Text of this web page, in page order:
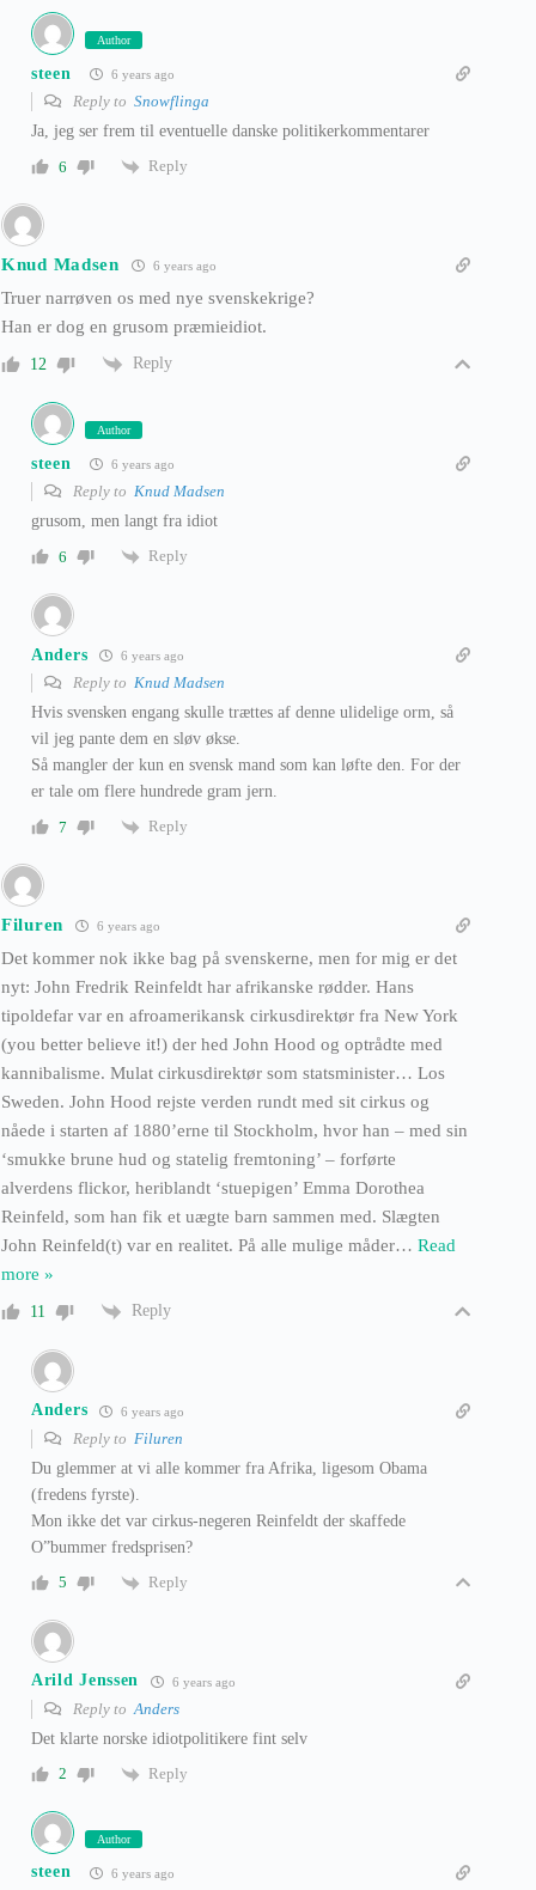
Author
steen 6 years ago
Reply to Snowflinga
Ja, jeg ser frem til eventuelle danske politikerkommentarer
6
Reply
Knud Madsen 6 years ago
Truer narrøven os med nye svenskekrige?
Han er dog en grusom præmieidiot.
12 Reply
Author
steen 6 years ago
Reply to Knud Madsen
grusom, men langt fra idiot
6
Reply
Anders 6 years ago
Reply to Knud Madsen
Hvis svensken engang skulle trættes af denne ulidelige orm, så
vil jeg pante dem en sløv økse.
Så mangler der kun en svensk mand som kan løfte den. For der
er tale om flere hundrede gram jern.
7
Reply
Filuren 6 years ago
Det kommer nok ikke bag på svenskerne, men for mig er det
nyt: John Fredrik Reinfeldt har afrikanske rødder. Hans
tipoldefar var en afroamerikansk cirkusdirektør fra New York
(you better believe it!) der hed John Hood og optrådte med
kannibalisme. Mulat cirkusdirektør som statsminister… Los
Sweden. John Hood rejste verden rundt med sit cirkus og
nåede i starten af 1880’erne til Stockholm, hvor han – med sin
‘smukke brune hud og statelig fremtoning’ – forførte
alverdens flickor, heriblandt ‘stuepigen’ Emma Dorothea
Reinfeld, som han fik et uægte barn sammen med. Slægten
John Reinfeld(t) var en realitet. På alle mulige måder… Read
more »
11 Reply
Anders 6 years ago
Reply to Filuren
Du glemmer at vi alle kommer fra Afrika, ligesom Obama
(fredens fyrste).
Mon ikke det var cirkus-negeren Reinfeldt der skaffede
O”bummer fredsprisen?
5
Reply
Arild Jenssen 6 years ago
Reply to Anders
Det klarte norske idiotpolitikere fint selv
2
Reply
Author
steen 6 years ago